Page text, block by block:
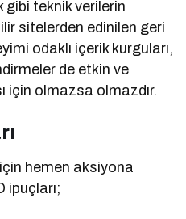
gibi teknik verilerin
sitelerden edinilen geri
odaklı içerik kurguları,
de etkin ve
için olmazsa olmazdır.
hemen aksiyona
ipuçları;